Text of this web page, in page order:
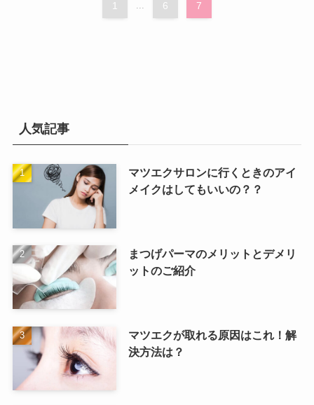
1 ... 6 7
人気記事
マツエクサロンに行くときのアイ
メイクはしてもいいの？？
まつげパーマのメリットとデメリ
ットのご紹介
マツエクが取れる原因はこれ！解
決方法は？